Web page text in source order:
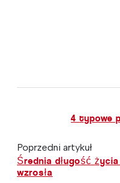
4 typowe
Poprzedni artykuł
Średnia długość
wzrosła